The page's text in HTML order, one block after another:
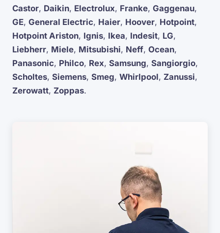
Castor, Daikin, Electrolux, Franke,Gaggenau,
GE,General Electric, Haier, Hoover, Hotpoint,
Hotpoint Ariston, Ignis, Ikea, Indesit, LG,
Liebherr, Miele, Mitsubishi, Neff,Ocean,
Panasonic, Philco, Rex,Samsung,Sangiorgio,
Scholtes,Siemens,Smeg,Whirlpool, Zanussi,
Zerowatt, Zoppas.